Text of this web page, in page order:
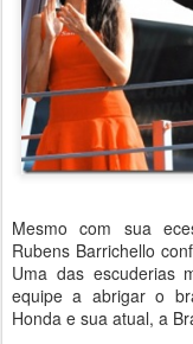
Mesmo com sua
Rubens Barrichello
Uma das escuderias
equipe a abrigar o
Honda e sua atual, a